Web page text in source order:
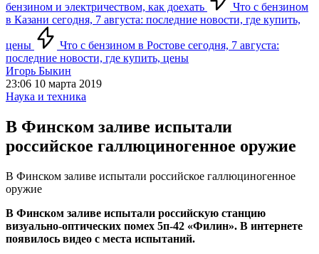
бензином и электричеством, как доехать
Что с бензином
в Казани сегодня, 7 августа: последние новости, где купить,
цены
Что с бензином в Ростове сегодня, 7 августа:
последние новости, где купить, цены
Игорь Быкин
23:06 10 марта 2019
Наука и техника
В Финском заливе испытали
российское галлюциногенное оружие
В Финском заливе испытали российское галлюциногенное
оружие
В Финском заливе испытали российскую станцию
визуально-оптических помех 5п-42 «Филин». В интернете
появилось видео с места испытаний.